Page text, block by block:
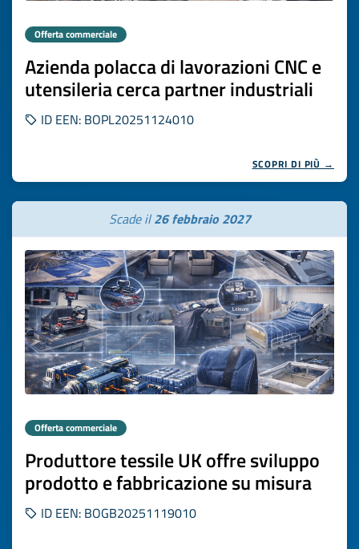
Offerta commerciale
Azienda polacca di lavorazioni CNC e
utensileria cerca partner industriali
ID EEN: BOPL20251124010
SCOPRI DI PIÙ →
Scade il26 febbraio 2027
Offerta commerciale
Produttore tessile UK offre sviluppo
prodotto e fabbricazione su misura
ID EEN: BOGB20251119010